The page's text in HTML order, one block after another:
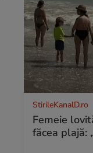
StirileKanalD.ro
Femeie
făcea plajă: